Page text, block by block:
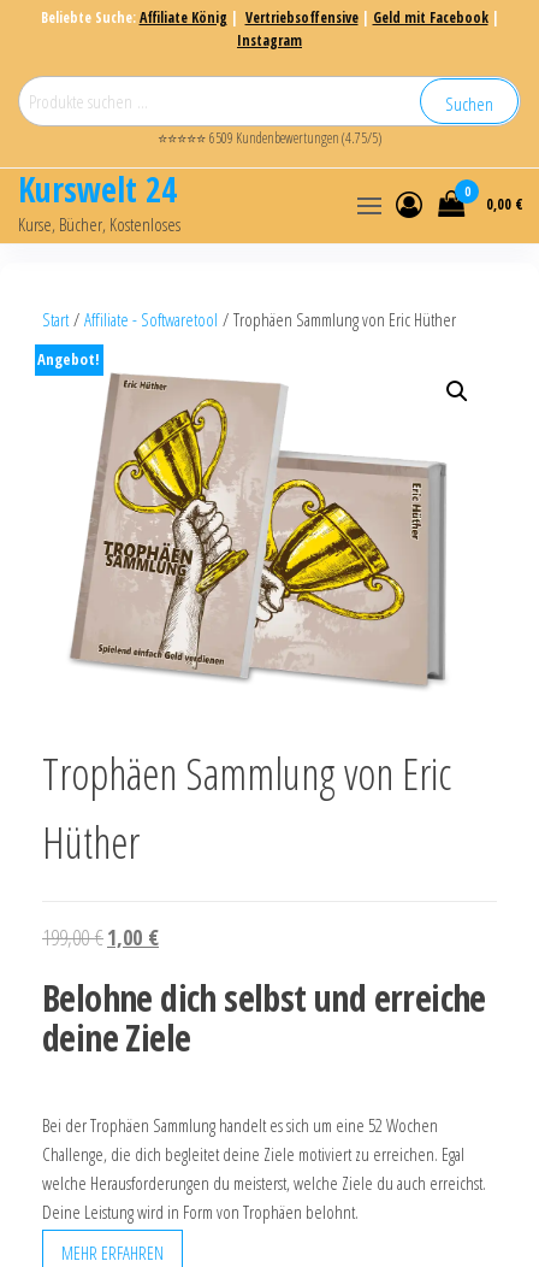
Beliebte Suche:Affiliate König | Vertriebsoffensive| Geld mit Facebook|
Instagram
Suchen
⭐⭐⭐⭐⭐ 6509 Kundenbewertungen (4.75/5)
Kurswelt 24
Kurse, Bücher, Kostenloses
0
0,00 €
Start/ Affiliate - Softwaretool / Trophäen Sammlung von Eric Hüther
Angebot!
Trophäen Sammlung von Eric
Hüther
199,00€1,00 €
Belohne dich selbst und erreiche
deine Ziele
Bei der Trophäen Sammlung handelt es sich um eine 52 Wochen
Challenge, die dich begleitet deine Ziele motiviert zu erreichen. Egal
welche Herausforderungen du meisterst, welche Ziele du auch erreichst.
Deine Leistung wird in Form von Trophäen belohnt.
MEHR ERFAHREN